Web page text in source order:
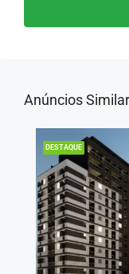
Anúncios
DESTAQUE